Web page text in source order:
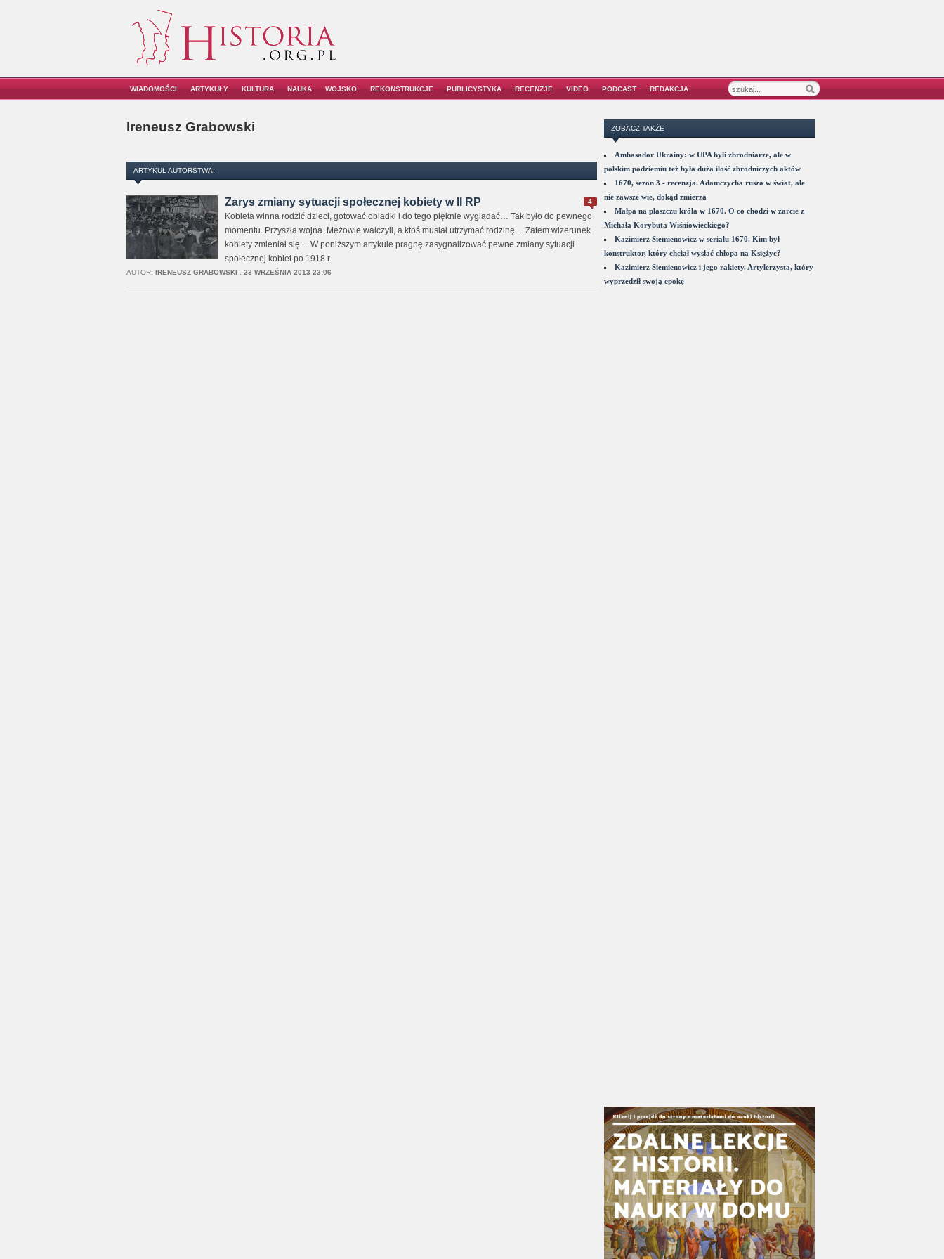
WIADOMOŚCI ARTYKUŁY KULTURA NAUKA WOJSKO REKONSTRUKCJE PUBLICYSTYKA RECENZJE VIDEO PODCAST REDAKCJA
Ireneusz Grabowski
ARTYKUŁ AUTORSTWA:
4
Zarys zmiany sytuacji społecznej kobiety w II RP
Kobieta winna rodzić dzieci, gotować obiadki i do tego pięknie wyglądać… Tak było do pewnego
momentu. Przyszła wojna. Mężowie walczyli, a ktoś musiał utrzymać rodzinę… Zatem wizerunek
kobiety zmieniał się… W poniższym artykule pragnę zasygnalizować pewne zmiany sytuacji
społecznej kobiet po 1918 r.
AUTOR: IRENEUSZ GRABOWSKI 23 WRZEŚNIA 2013 23:06
ZOBACZ TAKŻE
Ambasador Ukrainy: w UPA byli zbrodniarze, ale w
polskim podziemiu też była duża ilość zbrodniczych aktów
1670, sezon 3 - recenzja. Adamczycha rusza w świat, ale
nie zawsze wie, dokąd zmierza
Małpa na płaszczu króla w 1670. O co chodzi w żarcie z
Michała Korybuta Wiśniowieckiego?
Kazimierz Siemienowicz w serialu 1670. Kim był
konstruktor, który chciał wysłać chłopa na Księżyc?
Kazimierz Siemienowicz i jego rakiety. Artylerzysta, który
wyprzedził swoją epokę